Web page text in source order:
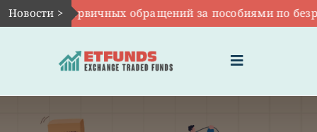
Skip
to
Новости >
Число первичных обращений за пособиями по
Toggle
Navigation
ГЛАВНАЯ